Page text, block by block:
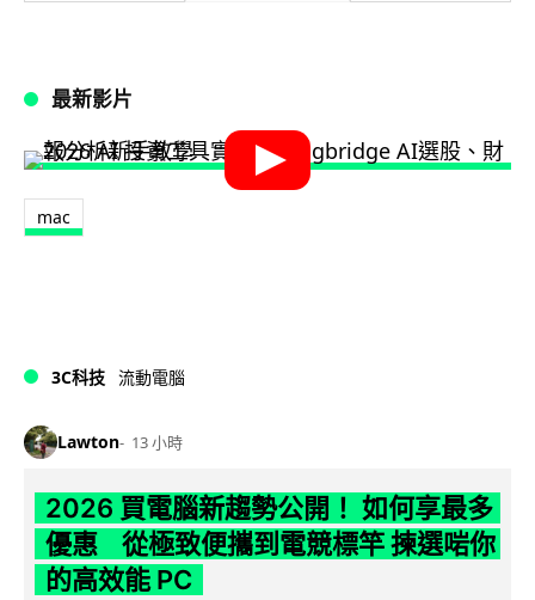
最新影片
mac
3C科技 流動電腦
Lawton 13 小時
2026 買電腦新趨勢公開！ 如何享最多
優惠 從極致便攜到電競標竿 揀選啱你
的高效能 PC